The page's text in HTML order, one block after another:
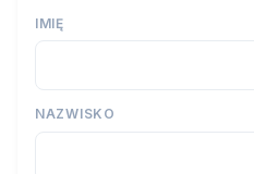
IMIĘ
NAZWISKO